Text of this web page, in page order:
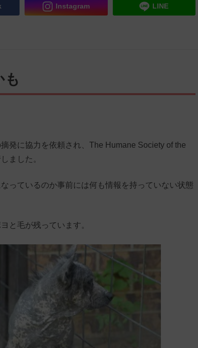
Instagram LINE
も
発に協力を依頼され、The Humane Society of the
ました。
っているのか事前には何も情報を持っていない状態
と毛が残っています。